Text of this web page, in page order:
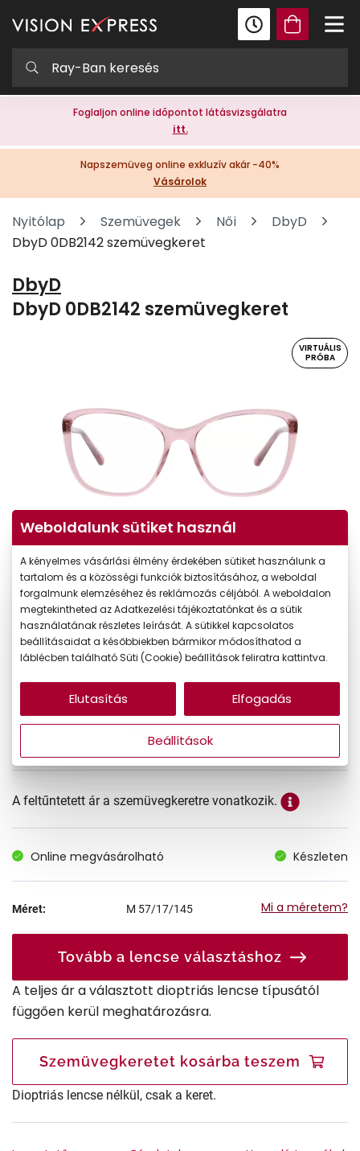
Foglaljon online időpontot látásvizsgálatra
itt.
Napszemüveg online exkluzív akár -40%
Vásárolok
Nyitólap Szemüvegek Női
DbyD
DbyD 0DB2142 szemüvegkeret
DbyD
DbyD 0DB2142 szemüvegkeret
VIRTUÁLIS
PRÓBA
Virtuális próba
Ár: 22.990 Ft
A feltűntetett ár a szemüvegkeretre vonatkozik.
Online megvásárolható Készleten
Méret: M 57/17/145 Mi a méretem?
Tovább a lencse választáshoz
A teljes ár a választott dioptriás lencse típusától
függően kerül meghatározásra.
Szemüvegkeretet kosárba teszem
Dioptriás lencse nélkül, csak a keret.
Weboldalunk sütiket használ
A kényelmes vásárlási élmény érdekében sütiket használunk a
tartalom és a közösségi funkciók biztosításához, a weboldal
forgalmunk elemzéséhez és reklámozás céljából. A weboldalon
megtekintheted az Adatkezelési tájékoztatónkat és a sütik
használatának részletes leírását. A sütikkel kapcsolatos
beállításaidat a későbbiekben bármikor módosíthatod a
láblécben található Süti (Cookie) beállítások feliratra kattintva.
Beállítások
Elutasítás Elfogadás